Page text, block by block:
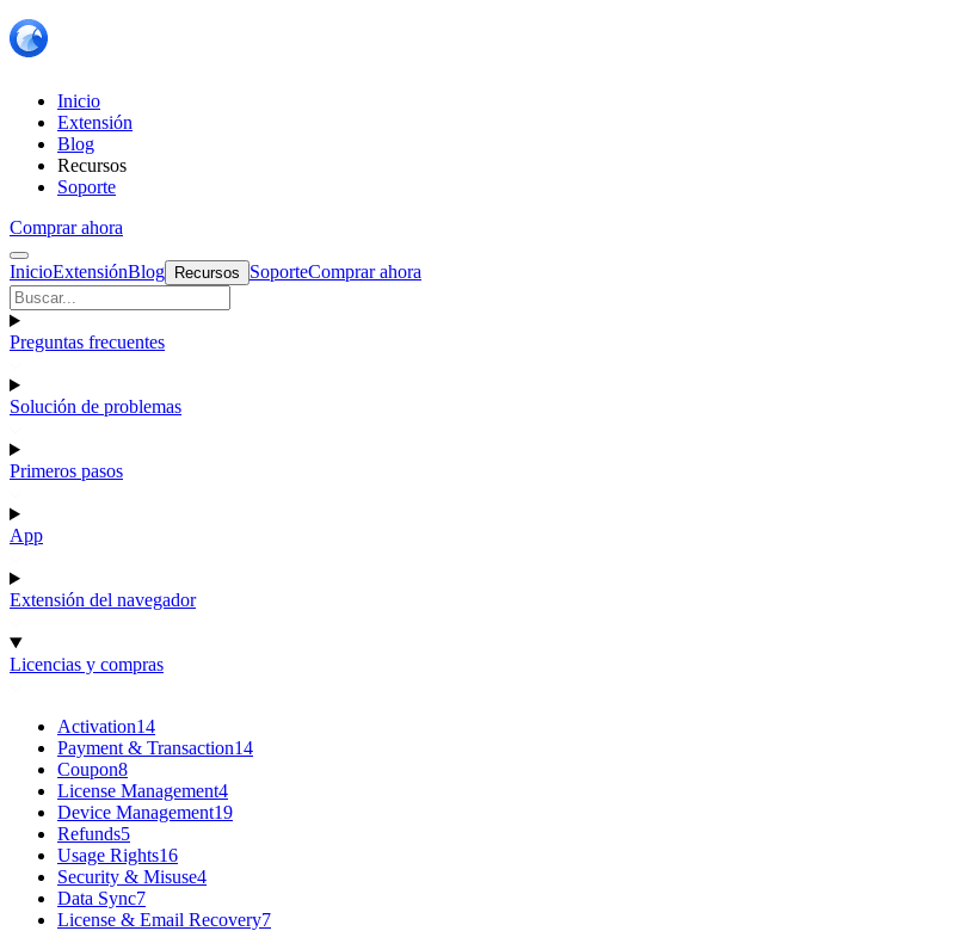
Inicio
Extensión
Blog
Recursos
Soporte
Comprar ahora
InicioExtensiónBlog Recursos SoporteComprar ahora
Preguntas frecuentes
Solución de problemas
Primeros pasos
App
Extensión del navegador
Licencias y compras
Activation14
Payment & Transaction14
Coupon8
License Management4
Device Management19
Refunds5
Usage Rights16
Security & Misuse4
Data Sync7
License & Email Recovery7